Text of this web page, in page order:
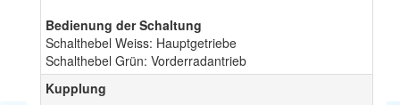
Bedienung der Schaltung
Schalthebel Weiss: Hauptgetriebe
Schalthebel Grün: Vorderradantrieb
Kupplung